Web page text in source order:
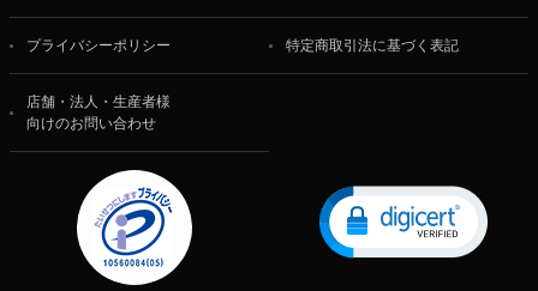
プライバシーポリシー 特定商取引法に基づく表記
店舗・法人・生産者様
向けのお問い合わせ